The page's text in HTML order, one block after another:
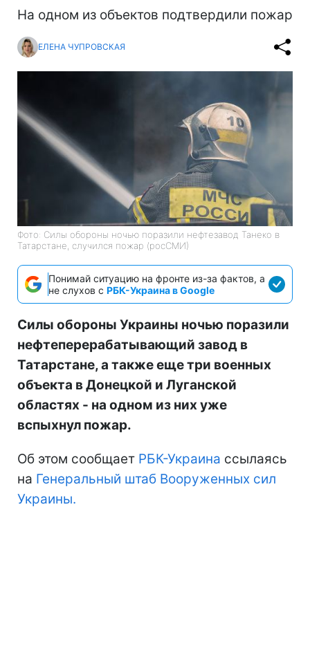
На одном из объектов подтвердили пожар
ЕЛЕНА ЧУПРОВСКАЯ
Фото: Силы обороны ночью поразили нефтезавод Танеко в
Татарстане, случился пожар (росСМИ)
Понимай ситуацию на фронте из-за фактов, а
не слухов с РБК-Украина в Google
Силы обороны Украины ночью поразили
нефтеперерабатывающий завод в
Татарстане, а также еще три военных
объекта в Донецкой и Луганской
областях - на одном из них уже
вспыхнул пожар.
Об этом сообщает РБК-Украина ссылаясь
на Генеральный штаб Вооруженных сил
Украины.